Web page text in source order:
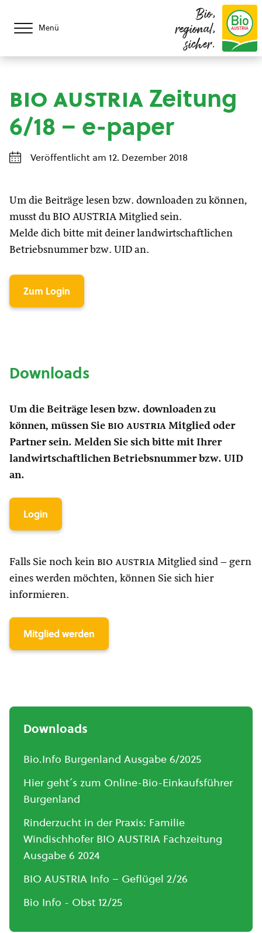
Menü
Bio,
regional,
sicher.
bio austriaZeitung
6/18 – e-paper
Veröffentlicht am 12. Dezember 2018
Um die Beiträge lesen bzw. downloaden zu können,
musst du BIO AUSTRIA Mitglied sein.
Melde dich bitte mit deiner landwirtschaftlichen
Betriebsnummer bzw. UID an.
Zum Login
Downloads
Um die Beiträge lesen bzw. downloaden zu
können, müssen Sie bio austria Mitglied oder
Partner sein. Melden Sie sich bitte mit Ihrer
landwirtschaftlichen Betriebsnummer bzw. UID
an.
Login
Falls Sie noch kein bio austria Mitglied sind – gern
eines werden möchten, können Sie sich hier
informieren.
Mitglied werden
Downloads
Bio.Info Burgenland Ausgabe 6/2025
Hier geht´s zum Online-Bio-Einkaufsführer
Burgenland
Rinderzucht in der Praxis: Familie
Windischhofer BIO AUSTRIA Fachzeitung
Ausgabe 6 2024
BIO AUSTRIA Info – Geflügel 2/26
Bio Info - Obst 12/25